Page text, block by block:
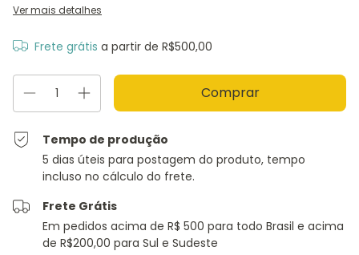
Ver mais detalhes
Frete grátis a partir de R$500,00
Tempo de produção
5 dias úteis para postagem do produto, tempo
incluso no cálculo do frete.
Frete Grátis
Em pedidos acima de R$ 500 para todo Brasil e acima
de R$200,00 para Sul e Sudeste